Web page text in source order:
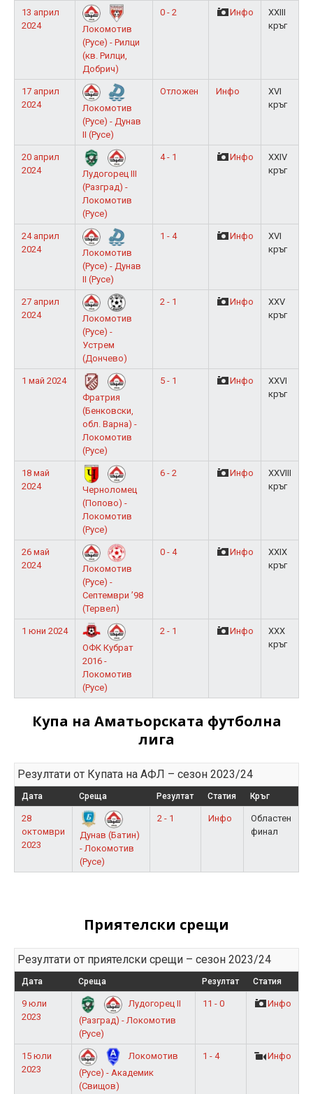
13 април
2024
Локомотив
(Русе) - Рилци
(кв. Рилци,
Добрич)
0 - 2 Инфо
XXIII
кръг
17 април
2024
Локомотив
(Русе) - Дунав
II (Русе)
Отложен Инфо
XVI
кръг
20 април
2024
Лудогорец III
(Разград) -
Локомотив
(Русе)
4 - 1 Инфо
XXIV
кръг
24 април
2024
Локомотив
(Русе) - Дунав
II (Русе)
1 - 4 Инфо
XVI
кръг
27 април
2024
Локомотив
(Русе) -
Устрем
(Дончево)
2 - 1 Инфо
XXV
кръг
1 май 2024
Фратрия
(Бенковски,
обл. Варна) -
Локомотив
(Русе)
5 - 1 Инфо
XXVI
кръг
18 май
2024
Черноломец
(Попово) -
Локомотив
(Русе)
6 - 2 Инфо
XXVIII
кръг
26 май
2024
Локомотив
(Русе) -
Септември ’98
(Тервел)
0 - 4 Инфо
XXIX
кръг
1 юни 2024
ОФК Кубрат
2016 -
Локомотив
(Русе)
2 - 1 Инфо
XXX
кръг
Купа на Аматьорската футболна
лига
Резултати от Купата на АФЛ – сезон 2023/24
Дата Среща Резултат Статия Кръг
28
октомври
2023
Дунав (Батин)
- Локомотив
(Русе)
2 - 1 Инфо
Областен
финал
Приятелски срещи
Резултати от приятелски срещи – сезон 2023/24
Дата Среща Резултат Статия
9 юли
2023
Лудогорец II
(Разград) - Локомотив
(Русе)
11 - 0 Инфо
15 юли
2023
Локомотив
(Русе) - Академик
(Свищов)
1 - 4 Инфо